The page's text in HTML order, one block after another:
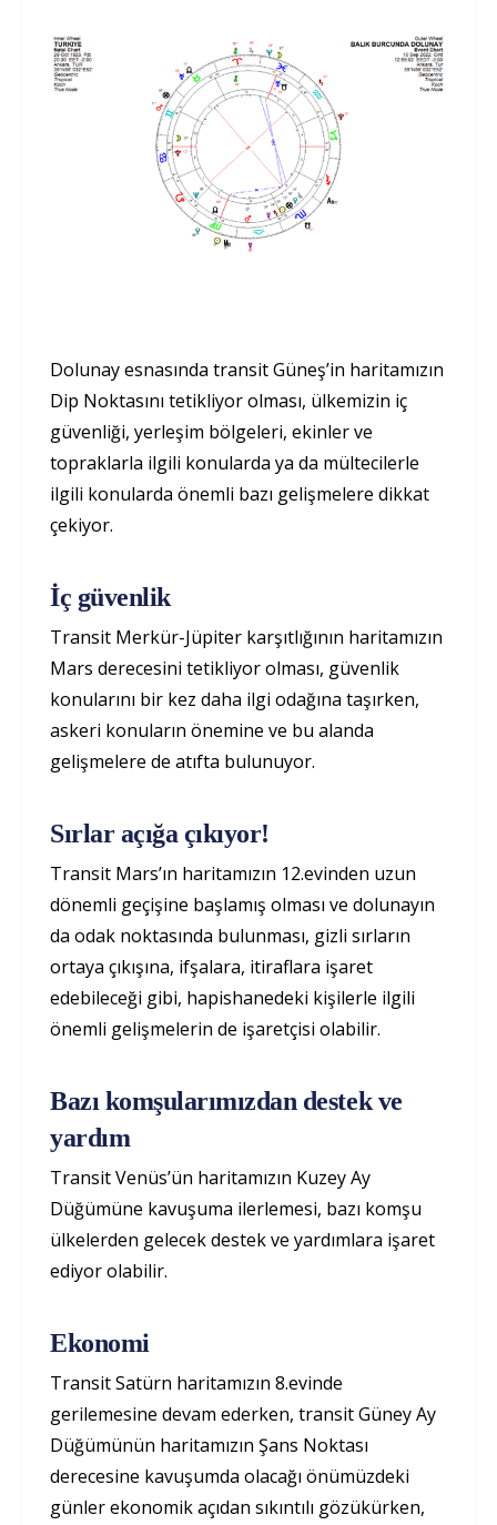
Dolunay esnasında transit Güneş’in haritamızın
Dip Noktasını tetikliyor olması, ülkemizin iç
güvenliği, yerleşim bölgeleri, ekinler ve
topraklarla ilgili konularda ya da mültecilerle
ilgili konularda önemli bazı gelişmelere dikkat
çekiyor.
İç güvenlik
Transit Merkür-Jüpiter karşıtlığının haritamızın
Mars derecesini tetikliyor olması, güvenlik
konularını bir kez daha ilgi odağına taşırken,
askeri konuların önemine ve bu alanda
gelişmelere de atıfta bulunuyor.
Sırlar açığa çıkıyor!
Transit Mars’ın haritamızın 12.evinden uzun
dönemli geçişine başlamış olması ve dolunayın
da odak noktasında bulunması, gizli sırların
ortaya çıkışına, ifşalara, itiraflara işaret
edebileceği gibi, hapishanedeki kişilerle ilgili
önemli gelişmelerin de işaretçisi olabilir.
Bazı komşularımızdan destek ve
yardım
Transit Venüs’ün haritamızın Kuzey Ay
Düğümüne kavuşuma ilerlemesi, bazı komşu
ülkelerden gelecek destek ve yardımlara işaret
ediyor olabilir.
Ekonomi
Transit Satürn haritamızın 8.evinde
gerilemesine devam ederken, transit Güney Ay
Düğümünün haritamızın Şans Noktası
derecesine kavuşumda olacağı önümüzdeki
günler ekonomik açıdan sıkıntılı gözükürken,